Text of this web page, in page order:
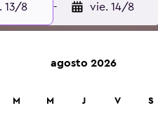
13/8 - vie. 14/8
hoteles y alojamientos.
agosto 2026
M M J V S